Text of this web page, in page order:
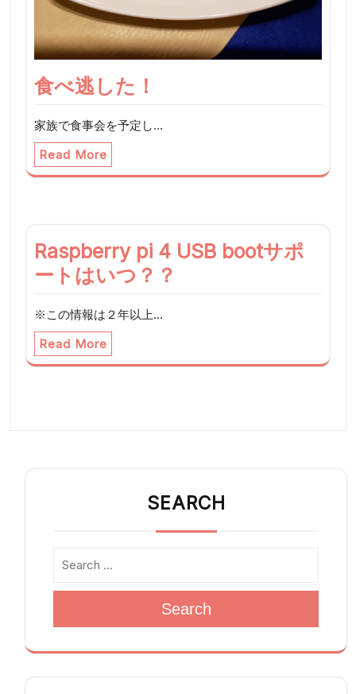
食べ逃した！
家族で食事会を予定し…
Read More
Raspberry pi 4 USB bootサポ
ートはいつ？？
※この情報は２年以上…
Read More
SEARCH
Search